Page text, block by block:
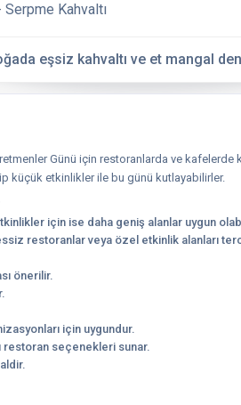
Serpme Kahvaltı
eşsiz kahvaltı ve et mangal
Günü için restoranlarda ve kafelerde
küçük etkinlikler ile bu günü kutlayabilirler.
için ise daha geniş alanlar uygun
restoranlar veya özel etkinlik alanları
önerilir.
için uygundur.
restoran seçenekleri sunar.